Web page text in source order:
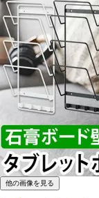
他の画像を見る